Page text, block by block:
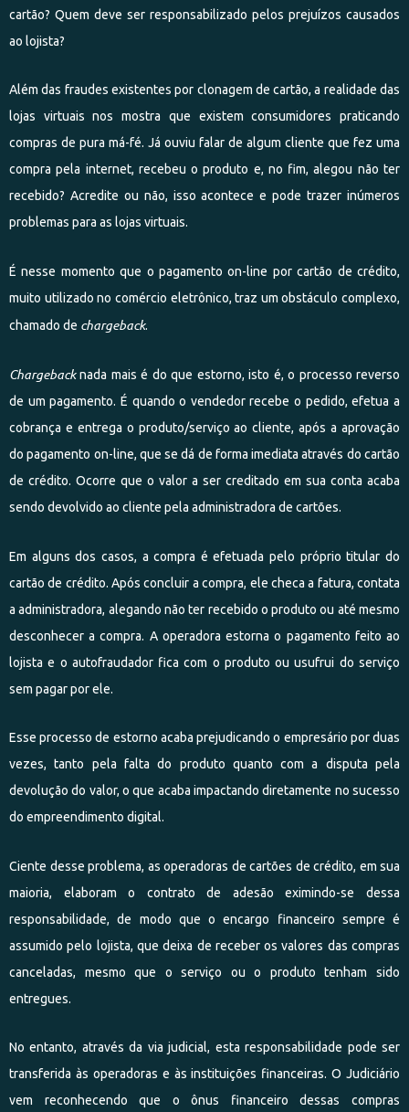
cartão? Quem deve ser responsabilizado pelos prejuízos causados
ao lojista?
Além das fraudes existentes por clonagem de cartão, a realidade das
lojas virtuais nos mostra que existem consumidores praticando
compras de pura má-fé. Já ouviu falar de algum cliente que fez uma
compra pela internet, recebeu o produto e, no fim, alegou não ter
recebido? Acredite ou não, isso acontece e pode trazer inúmeros
problemas para as lojas virtuais.
É nesse momento que o pagamento on-line por cartão de crédito,
muito utilizado no comércio eletrônico, traz um obstáculo complexo,
chamado de chargeback.
Chargebacknada mais é do que estorno, isto é, o processo reverso
de um pagamento. É quando o vendedor recebe o pedido, efetua a
cobrança e entrega o produto/serviço ao cliente, após a aprovação
do pagamento on-line, que se dá de forma imediata através do cartão
de crédito. Ocorre que o valor a ser creditado em sua conta acaba
sendo devolvido ao cliente pela administradora de cartões.
Em alguns dos casos, a compra é efetuada pelo próprio titular do
cartão de crédito. Após concluir a compra, ele checa a fatura, contata
a administradora, alegando não ter recebido o produto ou até mesmo
desconhecer a compra. A operadora estorna o pagamento feito ao
lojista e o autofraudador fica com o produto ou usufrui do serviço
sem pagar por ele.
Esse processo de estorno acaba prejudicando o empresário por duas
vezes, tanto pela falta do produto quanto com a disputa pela
devolução do valor, o que acaba impactando diretamente no sucesso
do empreendimento digital.
Ciente desse problema, as operadoras de cartões de crédito, em sua
maioria, elaboram o contrato de adesão eximindo-se dessa
responsabilidade, de modo que o encargo financeiro sempre é
assumido pelo lojista, que deixa de receber os valores das compras
canceladas, mesmo que o serviço ou o produto tenham sido
entregues.
No entanto, através da via judicial, esta responsabilidade pode ser
transferida às operadoras e às instituições financeiras. O Judiciário
vem reconhecendo que o ônus financeiro dessas compras